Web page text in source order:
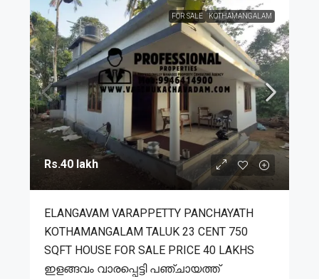
FOR SALE KOTHAMANGALAM
Rs.40 lakh
ELANGAVAM VARAPPETTY PANCHAYATH
KOTHAMANGALAM TALUK 23 CENT 750
SQFT HOUSE FOR SALE PRICE 40 LAKHS
ഇളങ്ങവം വാരപ്പെട്ടി പഞ്ചായത്ത്